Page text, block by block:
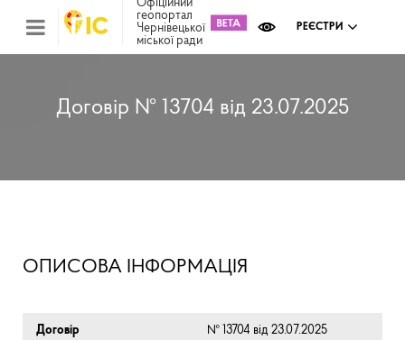
Офіційний
геопортал
Чернівецької
міської ради
РЕЄСТРИ
Договір № 13704 від 23.07.2025
ОПИСОВА ІНФОРМАЦІЯ
Договір № 13704 від 23.07.2025